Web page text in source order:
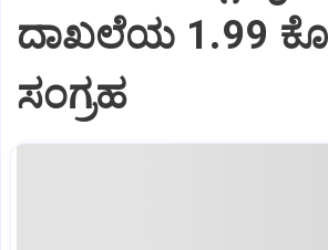
ದಾಖಲೆಯ 1.99
ಸಂಗ್ರಹ